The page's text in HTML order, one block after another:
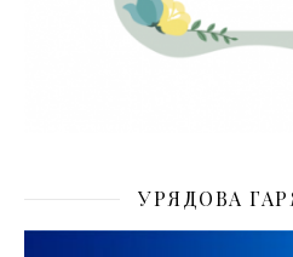
УРЯДОВА